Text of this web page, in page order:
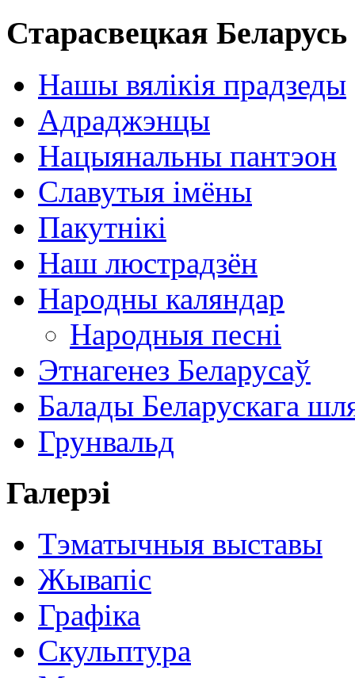
Старасвецкая Беларусь
Нашы вялікія прадзеды
Адраджэнцы
Нацыянальны пантэон
Славутыя імёны
Пакутнікі
Наш люстрадзён
Народны каляндар
Народныя песні
Этнагенез Беларусаў
Балады Беларускага
Грунвальд
Галерэі
Тэматычныя выставы
Жывапіс
Графіка
Скульптура